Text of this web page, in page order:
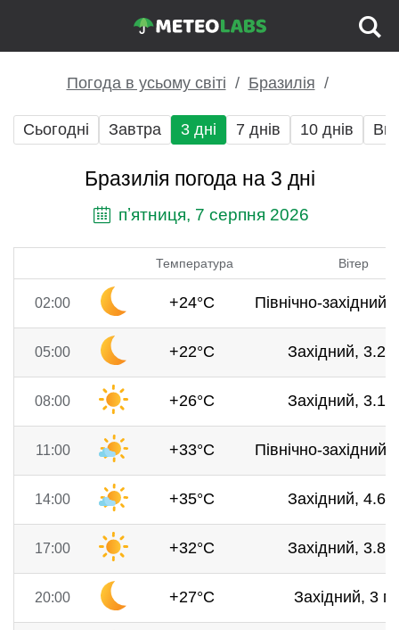
Погода в усьому світі Бразилія
Сьогодні Завтра 3 дні 7 днів 10 днів
Бразилія погода на 3 дні
пʼятниця, 7 серпня 2026
Температура Вітер
02:00 +24°C Північно-
05:00 +22°C Західний, 3.2
08:00 +26°C Західний, 3.1
11:00 +33°C Північно-
14:00 +35°C Західний, 4.6
17:00 +32°C Західний, 3.8
20:00 +27°C Західний, 3